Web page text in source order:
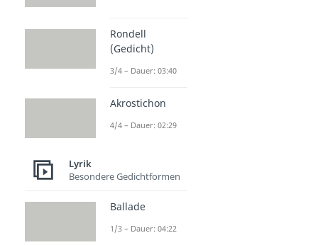
Rondell
(Gedicht)
3/4 – Dauer: 03:40
Akrostichon
4/4 – Dauer: 02:29
Lyrik
Besondere Gedichtformen
Ballade
1/3 – Dauer: 04:22